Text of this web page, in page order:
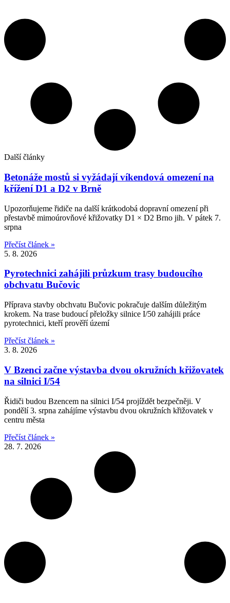
Další články
Betonáže mostů si vyžádají víkendová omezení na
křížení D1 a D2 v Brně
Upozorňujeme řidiče na další krátkodobá dopravní omezení při
přestavbě mimoúrovňové křižovatky D1 × D2 Brno jih. V pátek 7.
srpna
Přečíst článek »
5. 8. 2026
Pyrotechnici zahájili průzkum trasy budoucího
obchvatu Bučovic
Příprava stavby obchvatu Bučovic pokračuje dalším důležitým
krokem. Na trase budoucí přeložky silnice I/50 zahájili práce
pyrotechnici, kteří prověří území
Přečíst článek »
3. 8. 2026
V Bzenci začne výstavba dvou okružních křižovatek
na silnici I/54
Řidiči budou Bzencem na silnici I/54 projíždět bezpečněji. V
pondělí 3. srpna zahájíme výstavbu dvou okružních křižovatek v
centru města
Přečíst článek »
28. 7. 2026